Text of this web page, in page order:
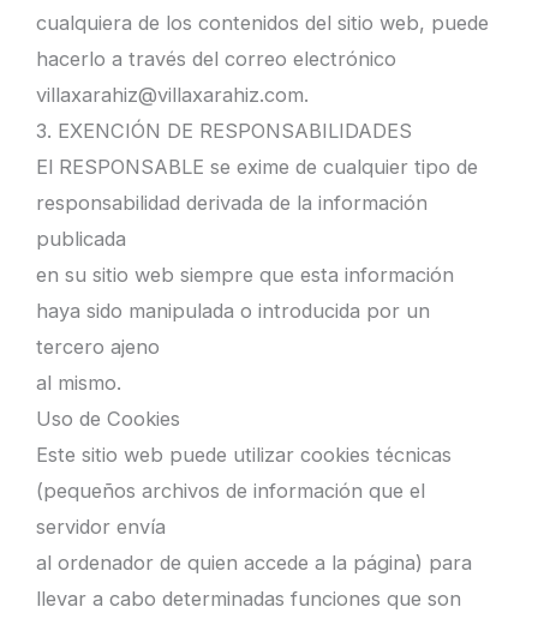
cualquiera de los contenidos del sitio web, puede
hacerlo a través del correo electrónico
villaxarahiz@villaxarahiz.com.
3. EXENCIÓN DE RESPONSABILIDADES
El RESPONSABLE se exime de cualquier tipo de
responsabilidad derivada de la información
publicada
en su sitio web siempre que esta información
haya sido manipulada o introducida por un
tercero ajeno
al mismo.
Uso de Cookies
Este sitio web puede utilizar cookies técnicas
(pequeños archivos de información que el
servidor envía
al ordenador de quien accede a la página) para
llevar a cabo determinadas funciones que son